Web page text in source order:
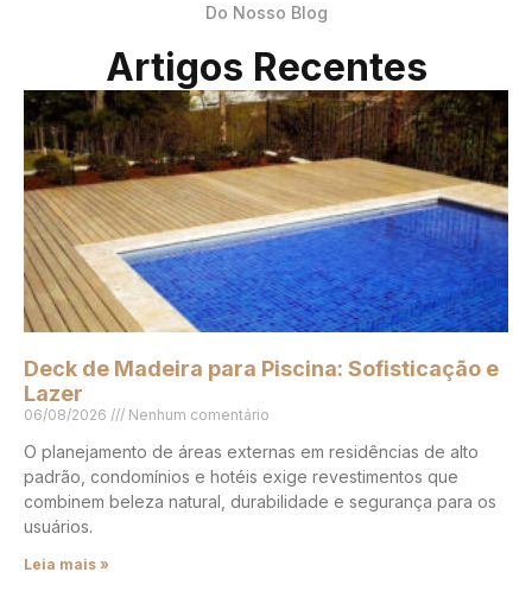
Do Nosso Blog
Artigos Recentes
Deck de Madeira para Piscina: Sofisticação e
Lazer
06/08/2026 Nenhum comentário
O planejamento de áreas externas em residências de alto
padrão, condomínios e hotéis exige revestimentos que
combinem beleza natural, durabilidade e segurança para os
usuários.
Leia mais »